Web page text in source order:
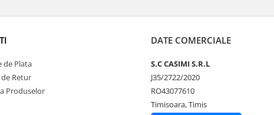
de Plata
Retur
Produselor
DATE COMERCIALE
S.C CASIMI S.R.L
J35/2722/2020
RO43077610
Timisoara, Timis